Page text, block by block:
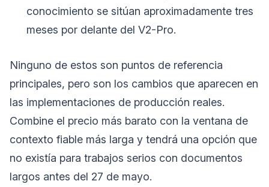
conocimiento se sitúan aproximadamente tres
meses por delante del V2-Pro.
Ninguno de estos son puntos de referencia
principales, pero son los cambios que aparecen en
las implementaciones de producción reales.
Combine el precio más barato con la ventana de
contexto fiable más larga y tendrá una opción que
no existía para trabajos serios con documentos
largos antes del 27 de mayo.